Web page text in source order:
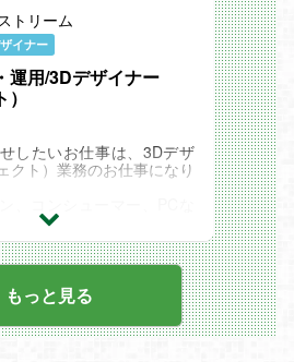
アになれます。
は働き易い会社を目指し
各種福利厚生など様々な制
ークライフバランスのとれ
います。また社員の産休・
を応援しています！安心し
方に適した環境です。
日
率100%（2017年5月～20
・ライフ・バランス推進認
）
て】
ェクトにより異なります
％が週１回以上リモート
ています。
は2005年の創業以来、一
ターやエンジニアなどのデ
躍できる事業を多角的に展
。ゲーム開発・運用、アプ
ービス開発、クラウドプ
など事業領域もどんどん広
プ全体で600名以上。
じめデザイナー、ディレク
ー、PMなど幅広い職種の
プロジェクトごとにクリエ
ニアがひとつのチームをつ
していきます。多彩なプロ
できるのでスキルを固定化
いスキルを身につけられる
す。
は、社員同士が技術やノウ
常にアップデートしている
トリーム
イナー
運用/3Dデザイナー
したいお仕事は、3Dデザ
クト）業務のお仕事になり
・運営にエフェクトを主に
ェクト制作
撃、突撃など）
強化、弱体など）
混乱など）
火山など）
もっと見る